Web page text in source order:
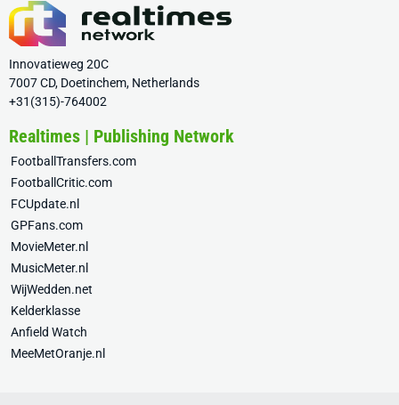
Innovatieweg 20C
7007 CD, Doetinchem, Netherlands
+31(315)-764002
Realtimes | Publishing Network
FootballTransfers.com
FootballCritic.com
FCUpdate.nl
GPFans.com
MovieMeter.nl
MusicMeter.nl
WijWedden.net
Kelderklasse
Anfield Watch
MeeMetOranje.nl